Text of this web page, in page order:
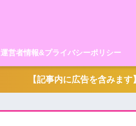
運営者情報&プライバシーポリシー
【記事内に広告を含みま